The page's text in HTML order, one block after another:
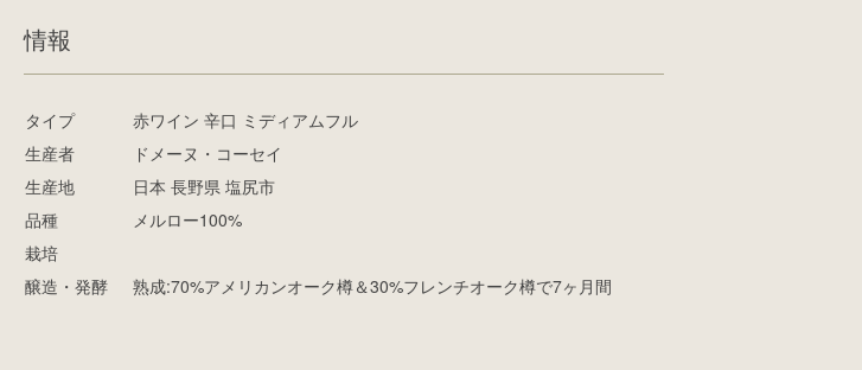
情報
タイプ
赤ワイン 辛口 ミディアムフル
生産者
ドメーヌ・コーセイ
生産地
日本 長野県 塩尻市
品種
メルロー100%
栽培
醸造・発酵
熟成:70%アメリカンオーク樽＆30%フレンチオーク樽で7ヶ月間